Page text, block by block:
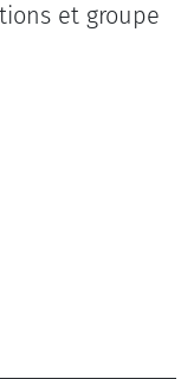
et groupe